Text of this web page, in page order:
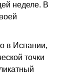
неделе. В
в Испании,
точки